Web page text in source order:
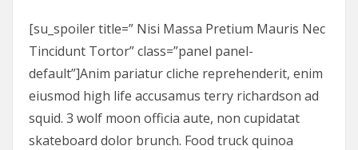
[su_spoiler title=” Nisi Massa Pretium Mauris Nec
Tincidunt Tortor” class=”panel panel-
default”]Anim pariatur cliche reprehenderit, enim
eiusmod high life accusamus terry richardson ad
squid. 3 wolf moon officia aute, non cupidatat
skateboard dolor brunch. Food truck quinoa